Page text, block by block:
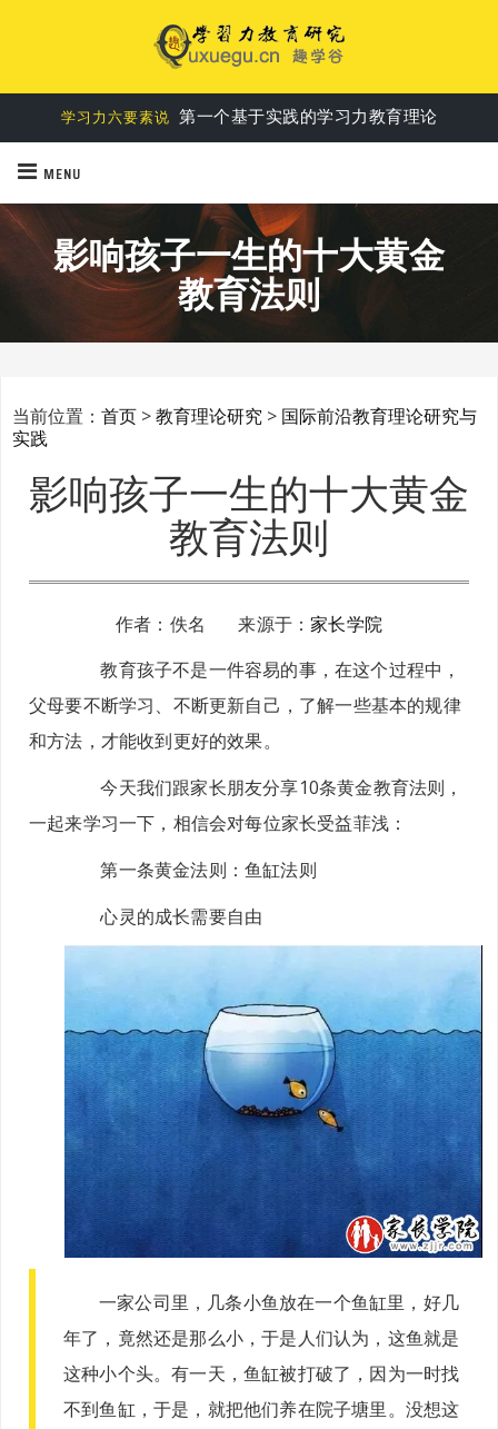
学习力六要素说 第一个基于实践的学习力教育理论
MENU
影响孩子一生的十大黄金
教育法则
当前位置： 首页 >教育理论研究 > 国际前沿教育理论研究与
实践
影响孩子一生的十大黄金
教育法则
作者：佚名 来源于：家长学院
教育孩子不是一件容易的事，在这个过程中，
父母要不断学习、不断更新自己，了解一些基本的规律
和方法，才能收到更好的效果。
今天我们跟家长朋友分享10条黄金教育法则，
一起来学习一下，相信会对每位家长受益菲浅：
第一条黄金法则：鱼缸法则
心灵的成长需要自由
一家公司里，几条小鱼放在一个鱼缸里，好几
年了，竟然还是那么小，于是人们认为，这鱼就是
这种小个头。有一天，鱼缸被打破了，因为一时找
不到鱼缸，于是，就把他们养在院子塘里。没想这